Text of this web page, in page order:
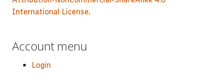
International License.
Account menu
Login